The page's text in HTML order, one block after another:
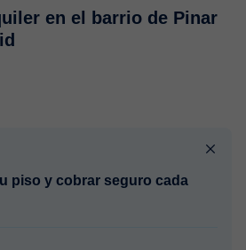
en el barrio de Pinar
piso y cobrar seguro cada